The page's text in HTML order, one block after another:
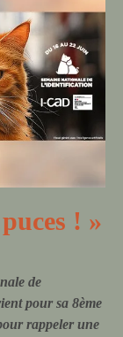
! »
de
pour sa 8ème
rappeler une